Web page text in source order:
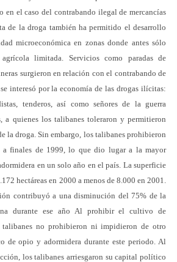
en el caso del contrabando ilegal de mercancías
de la droga también ha permitido el desarrollo
microeconómica en zonas donde antes sólo
limitada. Servicios como paradas de
surgieron en relación con el contrabando de
interesó por la economía de las drogas ilícitas:
tenderos, así como señores de la guerra
a quienes los talibanes toleraron y permitieron
la droga. Sin embargo, los talibanes prohibieron
finales de 1999, lo que dio lugar a la mayor
en un solo año en el país. La superficie
hectáreas en 2000 a menos de 8.000 en 2001.
contribuyó a una disminución del 75% de la
durante ese año Al prohibir el cultivo de
talibanes no prohibieron ni impidieron de otro
de opio y adormidera durante este periodo. Al
los talibanes arriesgaron su capital político